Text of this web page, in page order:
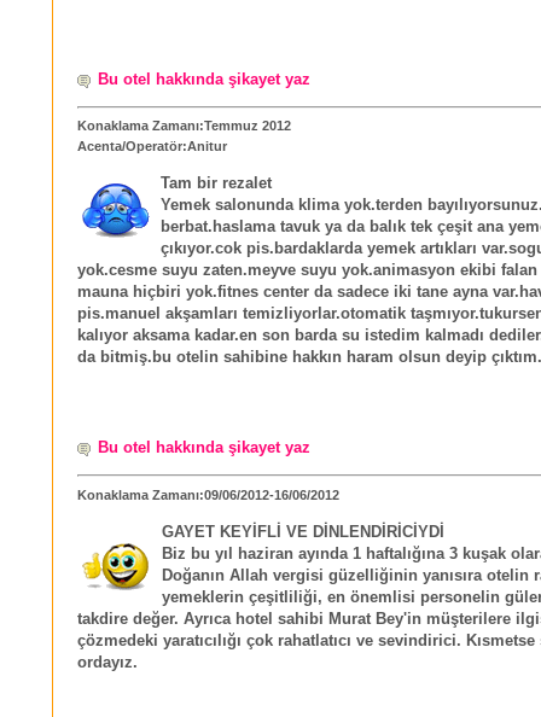
Bu otel hakkında şikayet yaz
Konaklama Zamanı:Temmuz 2012
Acenta/Operatör:Anitur
Tam bir rezalet
Yemek salonunda klima yok.terden
berbat.haslama tavuk ya da balık tek çeşit ana
çıkıyor.cok pis.bardaklarda yemek artıkları
yok.cesme suyu zaten.meyve suyu yok.animasyon ekibi falan
mauna hiçbiri yok.fitnes center da sadece iki tane ayna
pis.manuel akşamları temizliyorlar.otomatik
kalıyor aksama kadar.en son barda su istedim kalmadı
da bitmiş.bu otelin sahibine hakkın haram olsun deyip çıktım.
Bu otel hakkında şikayet yaz
Konaklama Zamanı:09/06/2012-16/06/2012
GAYET KEYİFLİ VE DİNLENDİRİCİYDİ
Biz bu yıl haziran ayında 1 haftalığına 3 kuşak
Doğanın Allah vergisi güzelliğinin yanısıra otelin
yemeklerin çeşitliliği, en önemlisi personelin
takdire değer. Ayrıca hotel sahibi Murat Bey'in müşterilere
çözmedeki yaratıcılığı çok rahatlatıcı ve sevindirici. Kısmetse
ordayız.